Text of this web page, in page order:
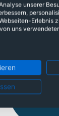
unserer
Erlebnis
uns